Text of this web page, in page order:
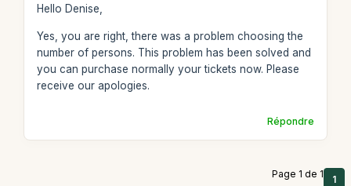
Hello Denise,
Yes, you are right, there was a problem choosing the
number of persons. This problem has been solved and
you can purchase normally your tickets now. Please
receive our apologies.
Répondre
Page 1 de 1 1